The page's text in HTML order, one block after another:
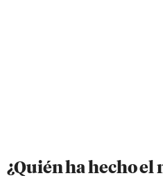
¿Quién ha hecho el